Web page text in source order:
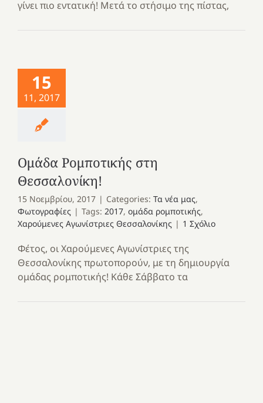
γίνει πιο εντατική! Μετά το στήσιμο της πίστας,
15
11, 2017
Ομάδα Ρομποτικής στη
Θεσσαλονίκη!
15 Νοεμβρίου, 2017 | Categories: Τα νέα μας,
Φωτογραφίες | Tags: 2017, ομάδα ρομποτικής,
Χαρούμενες Αγωνίστριες Θεσσαλονίκης | 1 Σχόλιο
Φέτος, οι Χαρούμενες Αγωνίστριες της
Θεσσαλονίκης πρωτοπορούν, με τη δημιουργία
ομάδας ρομποτικής! Κάθε Σάββατο τα